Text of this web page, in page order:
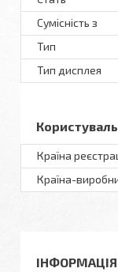
Сумісність з
Тип
Тип дисплея
Країна
Країна-